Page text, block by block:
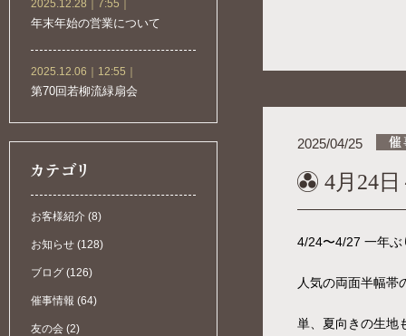
2025.12.28｜7:55｜
年末年始の営業について
2025.12.06｜12:55｜
第70回若柳流緑扇会
お客様紹介 (8)
お知らせ (128)
ブログ (126)
催事情報 (64)
友の会 (2)
2025/04/25
4月24
4/24〜4/27 一年ぶ
人気の両面半幅帯
単、夏向きの生地